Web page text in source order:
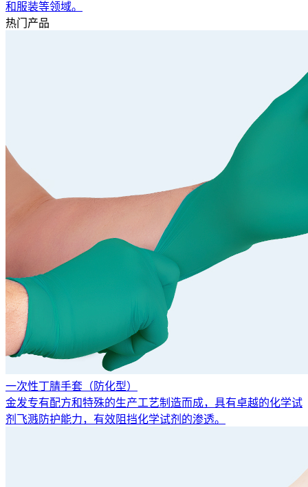
和服装等领域。
热门产品
一次性丁腈手套（防化型）
金发专有配方和特殊的生产工艺制造而成，具有卓越的化学试
剂飞溅防护能力，有效阻挡化学试剂的渗透。